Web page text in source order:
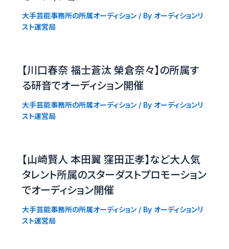
大手芸能事務所の所属オーディション/ By オーディションリ
スト運営局
【川口春奈 福士蒼汰 榮倉奈々】の所属す
る研音でオーディション開催
大手芸能事務所の所属オーディション/ By オーディションリ
スト運営局
【山崎賢人 本田翼 窪田正孝】など大人気
タレント所属のスターダストプロモーション
でオーディション開催
大手芸能事務所の所属オーディション/ By オーディションリ
スト運営局